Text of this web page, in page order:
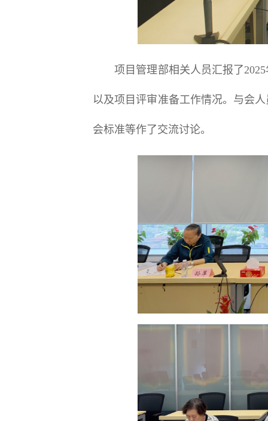
项目管理部相关人员汇报了2025
以及项目评审准备工作情况。与会
会标准等作了交流讨论。